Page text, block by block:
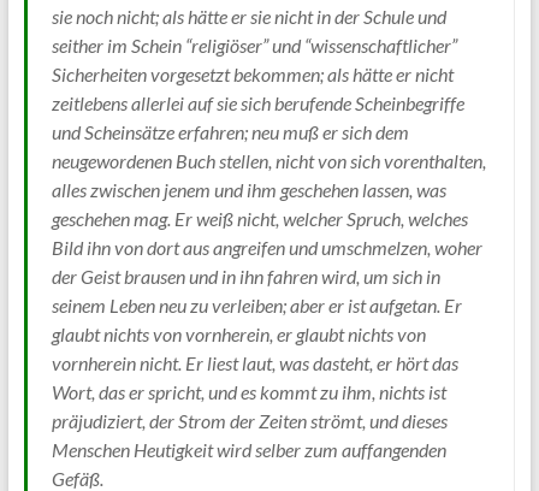
sie noch nicht; als hätte er sie nicht in der Schule und
seither im Schein “religiöser” und “wissenschaftlicher”
Sicherheiten vorgesetzt bekommen; als hätte er nicht
zeitlebens allerlei auf sie sich berufende Scheinbegriffe
und Scheinsätze erfahren; neu muß er sich dem
neugewordenen Buch stellen, nicht von sich vorenthalten,
alles zwischen jenem und ihm geschehen lassen, was
geschehen mag. Er weiß nicht, welcher Spruch, welches
Bild ihn von dort aus angreifen und umschmelzen, woher
der Geist brausen und in ihn fahren wird, um sich in
seinem Leben neu zu verleiben; aber er ist aufgetan. Er
glaubt nichts von vornherein, er glaubt nichts von
vornherein nicht. Er liest laut, was dasteht, er hört das
Wort, das er spricht, und es kommt zu ihm, nichts ist
präjudiziert, der Strom der Zeiten strömt, und dieses
Menschen Heutigkeit wird selber zum auffangenden
Gefäß.